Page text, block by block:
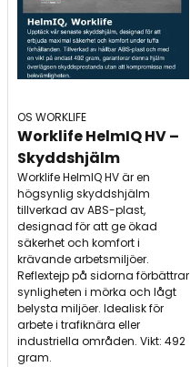
OS WORKLIFE
Worklife HelmIQ HV –
Skyddshjälm
Worklife HelmIQ HV är en
högsynlig skyddshjälm
tillverkad av ABS-plast,
designad för att ge ökad
säkerhet och komfort i
krävande arbetsmiljöer.
Reflextejp på sidorna förbättrar
synligheten i mörka och lågt
belysta miljöer. Idealisk för
arbete i trafiknära eller
industriella områden. Vikt: 492
gram.